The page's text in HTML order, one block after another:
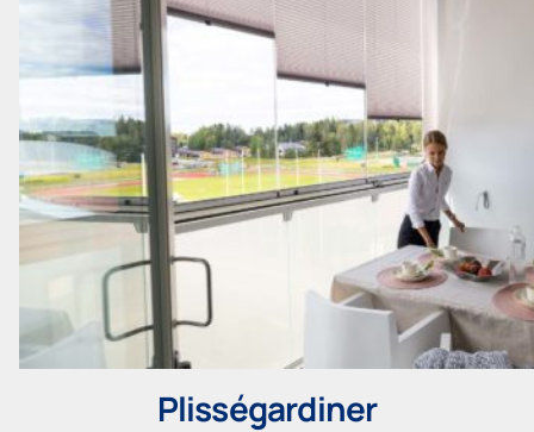
Plisségardiner